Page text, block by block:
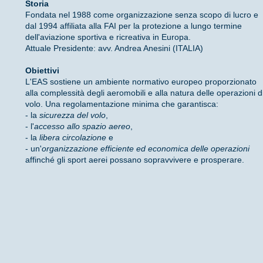
Storia
Fondata nel 1988 come organizzazione senza scopo di lucro e
dal 1994 affiliata alla FAI per la protezione a lungo termine
dell'aviazione sportiva e ricreativa in Europa.
Attuale Presidente: avv. Andrea Anesini (ITALIA)
Obiettivi
L'EAS sostiene un ambiente normativo europeo proporzionato
alla complessità degli aeromobili e alla natura delle operazioni
volo. Una regolamentazione minima che garantisca:
- la sicurezza del volo
- l'accesso allo spazio aereo
- la libera circolazione e
- un'organizzazione efficiente ed economica delle operazioni
affinché gli sport aerei possano sopravvivere e prosperare.